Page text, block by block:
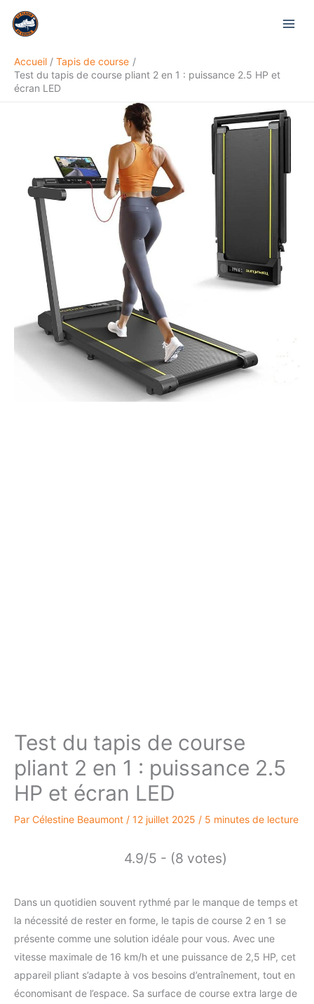
Accueil
Tapis de course
Test du tapis de course pliant 2 en 1 : puissance 2.5 HP et
écran LED
Test du tapis de course
pliant 2 en 1 : puissance 2.5
HP et écran LED
Par Célestine Beaumont / 12 juillet 2025 / 5 minutes de lecture
4.9/5 - (8 votes)
Dans un quotidien souvent rythmé par le manque de temps et
la nécessité de rester en forme, le tapis de course 2 en 1 se
présente comme une solution idéale pour vous. Avec une
vitesse maximale de 16 km/h et une puissance de 2,5 HP, cet
appareil pliant s’adapte à vos besoins d’entraînement, tout en
économisant de l’espace. Sa surface de course extra large de
Rechercher